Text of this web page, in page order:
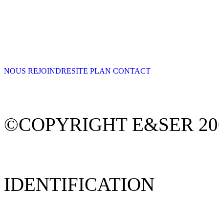
NOUS REJOINDRESITE PLAN CONTACT
©COPYRIGHT E&SER
IDENTIFICATION